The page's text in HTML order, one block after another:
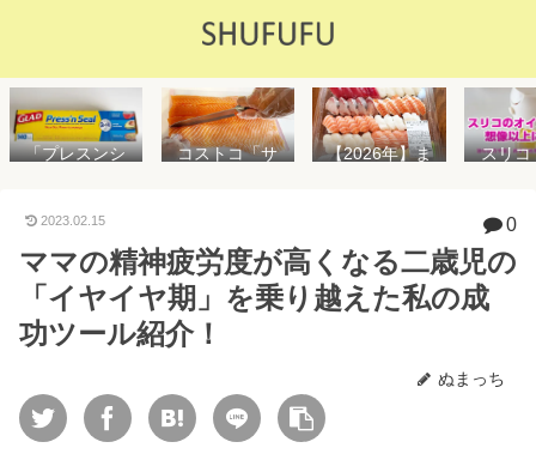
「プレスンシ
説！コストコ
る店はどこ？
粘着面に危険
性はない？
コストコ「サ
や冷凍保存方
法を紹介
【2026年】ま
が高いけど購
入するべき？
スリコ
思え
め！霧
イル差
WAY
2023.02.15 0
ママの精神疲労度が高くなる二歳児の
「イヤイヤ期」を乗り越えた私の成
功ツール紹介！
ぬまっち